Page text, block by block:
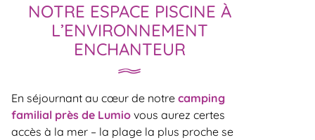
NOTRE ESPACE PISCINE À
L’ENVIRONNEMENT
ENCHANTEUR
En séjournant au cœur de notre camping
familial près de Lumio vous aurez certes
accès à la mer – la plage la plus proche se